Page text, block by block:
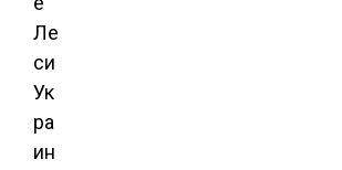
Ле
си
Ук
ра
ин